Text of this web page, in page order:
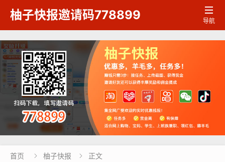
柚子快报邀请码778899 
导航
首页  柚子快报  正文